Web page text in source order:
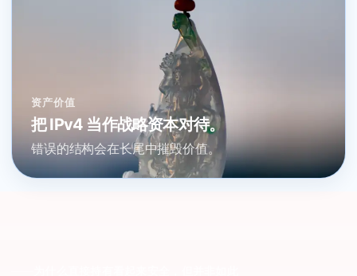
资产价值
把 IPv4 当作战略资本对待。
错误的结构会在长尾中摧毁价值。